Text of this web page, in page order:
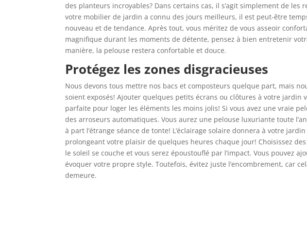
des planteurs incroyables? Dans certains cas, il s’agit simplement de les
votre mobilier de jardin a connu des jours meilleurs, il est peut-être
nouveau et de tendance. Après tout, vous méritez de vous asseoir
magnifique durant les moments de détente, pensez à bien entretenir
manière, la pelouse restera confortable et douce.
Protégez les zones disgracieuses
Nous devons tous mettre nos bacs et composteurs quelque part, mais
soient exposés! Ajouter quelques petits écrans ou clôtures à votre jardin
parfaite pour loger les éléments les moins jolis! Si vous avez une vraie
des arroseurs automatiques. Vous aurez une pelouse luxuriante toute
à part l’étrange séance de tonte! L’éclairage solaire donnera à votre
prolongeant votre plaisir de quelques heures chaque jour! Choisissez
le soleil se couche et vous serez époustouflé par l’impact. Vous pouvez
évoquer votre propre style. Toutefois, évitez juste l’encombrement, car
demeure.